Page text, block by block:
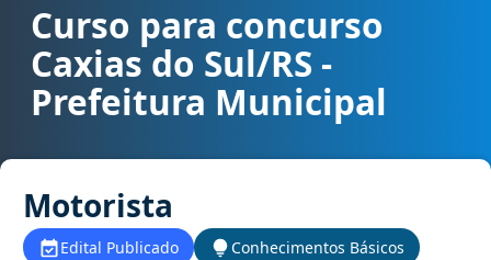
Curso para concurso Caxias do Sul/RS - Prefeitura Municipal
Curso para concurso
Caxias do Sul/RS -
Prefeitura Municipal
Motorista
Edital Publicado
Conhecimentos Básicos